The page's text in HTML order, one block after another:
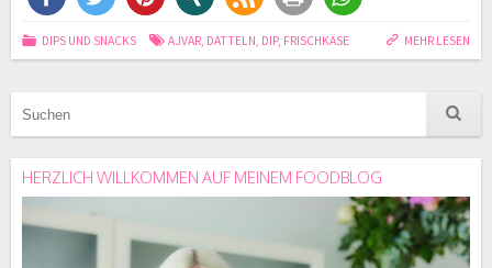
MEHR LESEN
DIPS UND SNACKS AJVAR, DATTELN, DIP, FRISCHKÄSE
HERZLICH WILLKOMMEN AUF MEINEM FOODBLOG